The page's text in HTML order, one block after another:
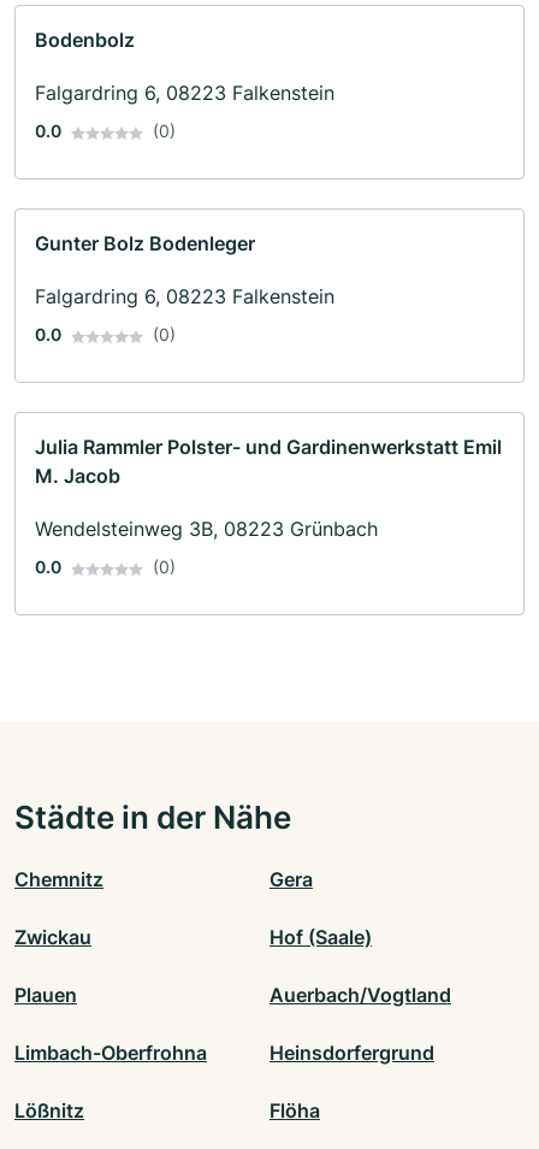
Bodenbolz
Falgardring 6, 08223 Falkenstein
0.0 (0)
Gunter Bolz Bodenleger
Falgardring 6, 08223 Falkenstein
0.0 (0)
Julia Rammler Polster- und Gardinenwerkstatt Emil
M. Jacob
Wendelsteinweg 3B, 08223 Grünbach
0.0 (0)
Städte in der Nähe
Chemnitz Gera
Zwickau Hof (Saale)
Plauen Auerbach/Vogtland
Limbach-Oberfrohna Heinsdorfergrund
Lößnitz Flöha